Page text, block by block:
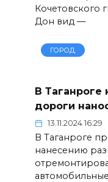
Кочетовского
Дон вид —
ГОРОД
В Таганроге
дороги
13.11.2024 16:29
В Таганроге
нанесению